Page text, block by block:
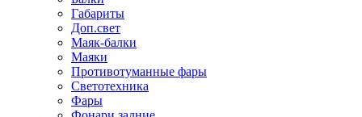
Габариты
Доп.свет
Маяк-балки
Маяки
Противотуманные фары
Светотехника
Фары